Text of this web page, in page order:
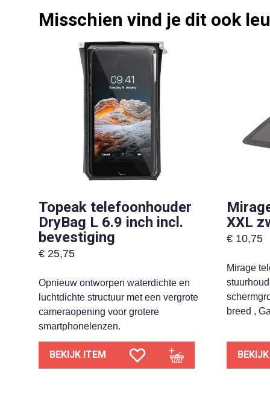
Misschien vind je dit ook
Topeak telefoonhouder
DryBag L 6.9 inch incl.
bevestiging
€ 25,75
Opnieuw ontworpen waterdichte en
luchtdichte structuur met een vergrote
cameraopening voor grotere
smartphonelenzen.
BEKIJK ITEM
XXL
€ 10,75
Mirage
breed ,